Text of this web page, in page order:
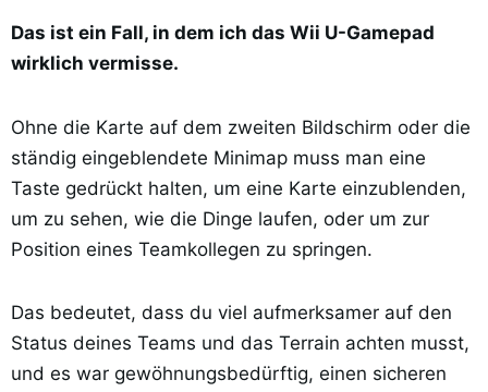
Das ist ein Fall, in dem ich das Wii U-Gamepad
wirklich vermisse.
Ohne die Karte auf dem zweiten Bildschirm oder die
ständig eingeblendete Minimap muss man eine
Taste gedrückt halten, um eine Karte einzublenden,
um zu sehen, wie die Dinge laufen, oder um zur
Position eines Teamkollegen zu springen.
Das bedeutet, dass du viel aufmerksamer auf den
Status deines Teams und das Terrain achten musst,
und es war gewöhnungsbedürftig, einen sicheren